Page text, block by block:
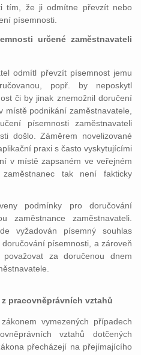
tím, že ji odmítne převzít nebo
písemnosti.
určené zaměstnavateli
odmítl převzít písemnost jemu
popř. by neposkytl
či by jinak znemožnil doručení
podnikání zaměstnavatele,
písemnosti zaměstnavateli
došlo. Záměrem novelizované
praxi s často vyskytujícími
v místě zapsaném ve veřejném
tak není fakticky
podmínky pro doručování
zaměstnance zaměstnavateli.
vyžadován písemný souhlas
písemnosti, a zároveň
za doručenou dnem
pracovněprávních vztahů
vymezených případech
vztahů dotčených
přecházejí na přejímajícího